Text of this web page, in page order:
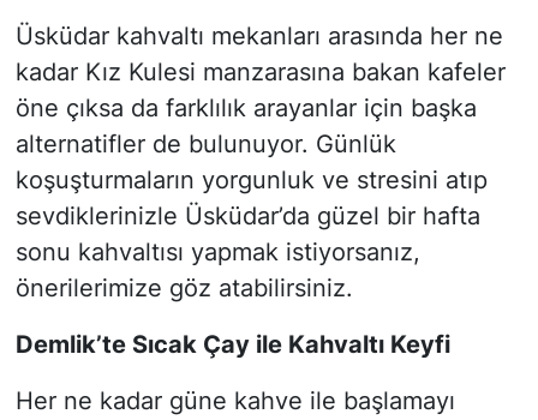
Üsküdar kahvaltı mekanları arasında her ne
kadar Kız Kulesi manzarasına bakan kafeler
öne çıksa da farklılık arayanlar için başka
alternatifler de bulunuyor. Günlük
koşuşturmaların yorgunluk ve stresini atıp
sevdiklerinizle Üsküdar’da güzel bir hafta
sonu kahvaltısı yapmak istiyorsanız,
önerilerimize göz atabilirsiniz.
Demlik’te Sıcak Çay ile Kahvaltı Keyfi
Her ne kadar güne kahve ile başlamayı
VİDEO GALERİ